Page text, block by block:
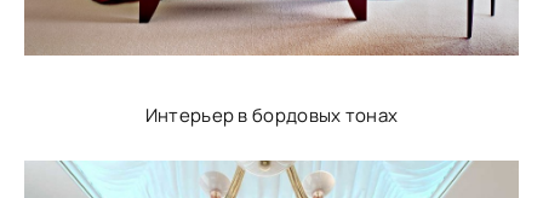
Интерьер в бордовых тонах